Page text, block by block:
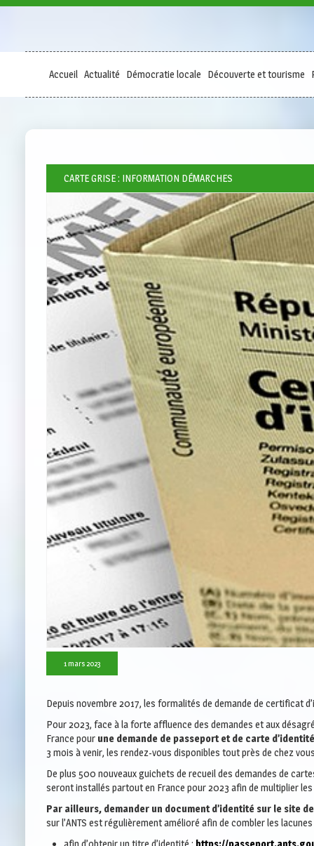
Accueil Actualité Démocratie locale Découverte et tourisme
CARTE GRISE : INFORMATION DÉMARCHES
1 mars 2023
Depuis novembre 2017, les formalités de demande de certificat
Pour 2023, face à la forte affluence des demandes et aux
France pour une demande de passeport et de carte d’identité
3 mois à venir, les rendez-vous disponibles tout près de chez
De plus 500 nouveaux guichets de recueil des demandes de
seront installés partout en France pour 2023 afin de multiplier
Par ailleurs, demander un document d’identité sur le site
sur l’ANTS est régulièrement amélioré afin de combler les